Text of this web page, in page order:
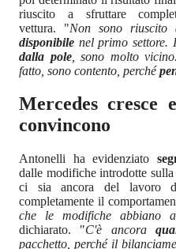
riuscito a sfruttare
vettura. "Non sono
disponibile nel primo settore.
dalla pole, sono molto
fatto, sono contento, perché
Mercedes cresce
convincono
Antonelli ha evidenziato
dalle modifiche introdotte
ci sia ancora del lavoro
completamente il
che le modifiche abbiano
dichiarato. "C'è ancora
pacchetto, perché il